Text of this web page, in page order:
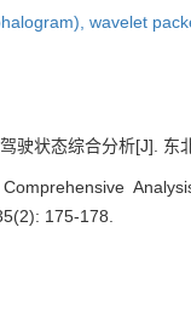
wavelet
驶状态综合分析[J].
175-178.